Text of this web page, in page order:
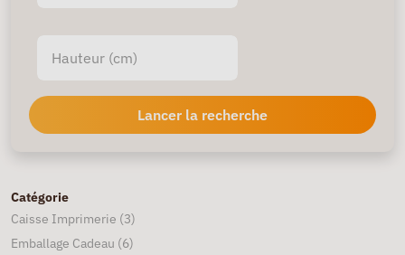
Lancer la recherche
Catégorie
Caisse Imprimerie (3)
Emballage Cadeau (6)